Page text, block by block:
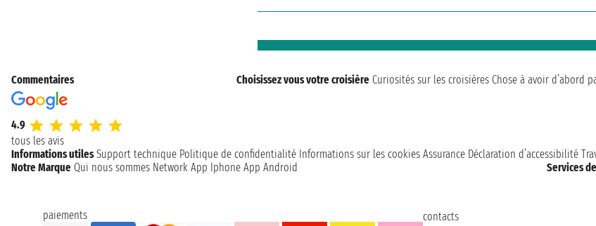
Commentaires
4.9
tous les avis
Choisissez vous votre croisière Curiosités sur les croisières Chose à avoir d’abord
Informations utiles Support technique Politique de confidentialité Informations sur les cookies Assurance Déclaration d’accessibilité
Notre Marque Qui nous sommes Network App Iphone App Android Services
paiements
contacts